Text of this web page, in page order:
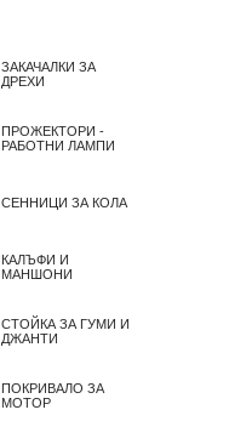
ЗАКАЧАЛКИ ЗА
ДРЕХИ
ПРОЖЕКТОРИ -
РАБОТНИ ЛАМПИ
СЕННИЦИ ЗА КОЛА
КАЛЪФИ И
МАНШОНИ
СТОЙКА ЗА ГУМИ И
ДЖАНТИ
ПОКРИВАЛО ЗА
МОТОР